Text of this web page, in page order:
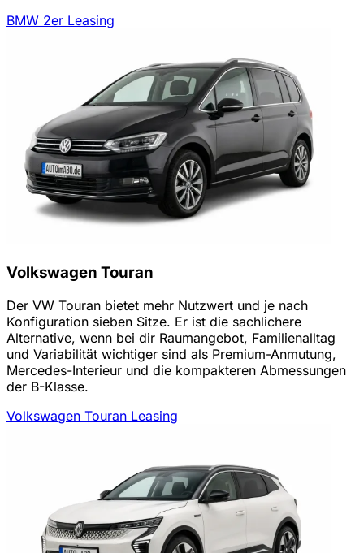
BMW 2er Leasing
Volkswagen Touran
Der VW Touran bietet mehr Nutzwert und je nach
Konfiguration sieben Sitze. Er ist die sachlichere
Alternative, wenn bei dir Raumangebot, Familienalltag
und Variabilität wichtiger sind als Premium-Anmutung,
Mercedes-Interieur und die kompakteren Abmessungen
der B-Klasse.
Volkswagen Touran Leasing